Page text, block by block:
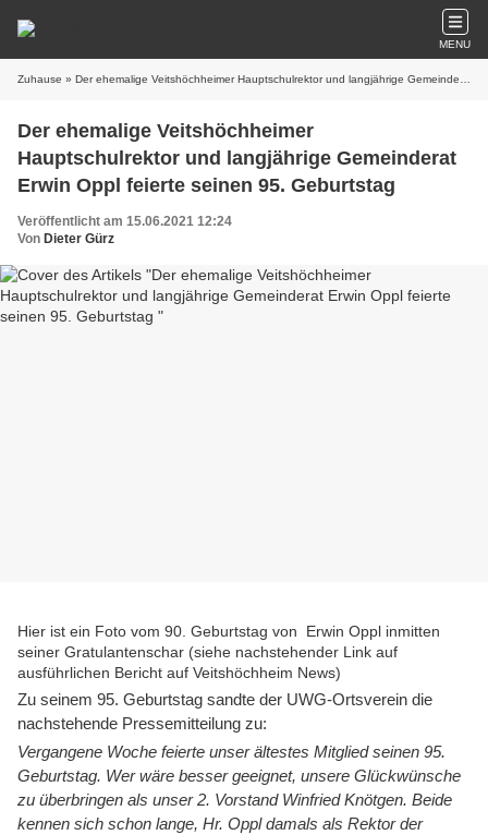
MENU
Zuhause » Der ehemalige Veitshöchheimer Hauptschulrektor und langjährige Gemeinderat Erwin Oppl feierte seinen 95. Geburtstag
Der ehemalige Veitshöchheimer
Hauptschulrektor und langjährige Gemeinderat
Erwin Oppl feierte seinen 95. Geburtstag
Veröffentlicht am 15.06.2021 12:24
Von Dieter Gürz
Hier ist ein Foto vom 90. Geburtstag von Erwin Oppl inmitten
seiner Gratulantenschar (siehe nachstehender Link auf
ausführlichen Bericht auf Veitshöchheim News)
Zu seinem 95. Geburtstag sandte der UWG-Ortsverein die
nachstehende Pressemitteilung zu:
Vergangene Woche feierte unser ältestes Mitglied seinen 95.
Geburtstag. Wer wäre besser geeignet, unsere Glückwünsche
zu überbringen als unser 2. Vorstand Winfried Knötgen. Beide
kennen sich schon lange, Hr. Oppl damals als Rektor der